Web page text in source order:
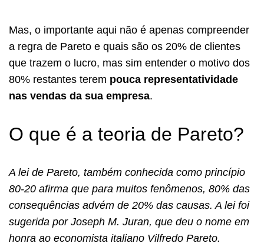
Mas, o importante aqui não é apenas compreender
a regra de Pareto e quais são os 20% de clientes
que trazem o lucro, mas sim entender o motivo dos
80% restantes terem pouca representatividade
nas vendas da sua empresa.
O que é a teoria de Pareto?
A lei de Pareto, também conhecida como princípio
80-20 afirma que para muitos fenômenos, 80% das
consequências advém de 20% das causas. A lei foi
sugerida por Joseph M. Juran, que deu o nome em
honra ao economista italiano Vilfredo Pareto.